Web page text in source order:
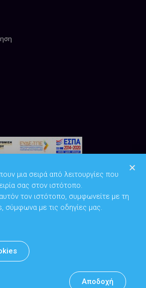
Υπουργείο Ψηφιακής Διακυβέρνησης
Θανάσης Κοσμόπουλος | dpo@mindigital.gr
μια σειρά από λειτουργίες που
σας στον ιστότοπο.
τον ιστότοπο, συμφωνείτε με τη
με τις οδηγίες μας.
Αποδοχή